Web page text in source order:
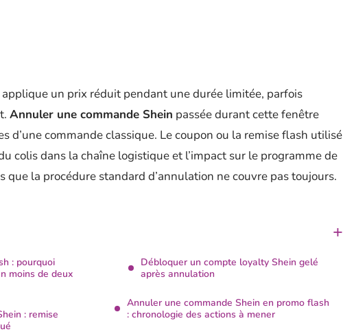
un prix réduit pendant une durée limitée, parfois
Annuler une commande Shein passée durant cette fenêtre
d’une commande classique. Le coupon ou la remise flash utilisé
colis dans la chaîne logistique et l’impact sur le programme de
la procédure standard d’annulation ne couvre pas toujours.
: pourquoi
moins de deux
: remise
Débloquer un compte loyalty Shein gelé
après annulation
Annuler une commande Shein en promo flash
: chronologie des actions à mener